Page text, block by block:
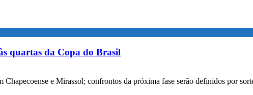
quartas da Copa do Brasil
Chapecoense e Mirassol; confrontos da próxima fase serão definidos por